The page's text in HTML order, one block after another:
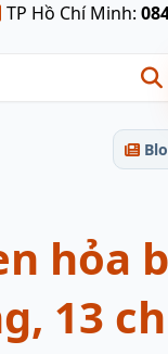
TP Hồ Chí Minh:
hỏa
13